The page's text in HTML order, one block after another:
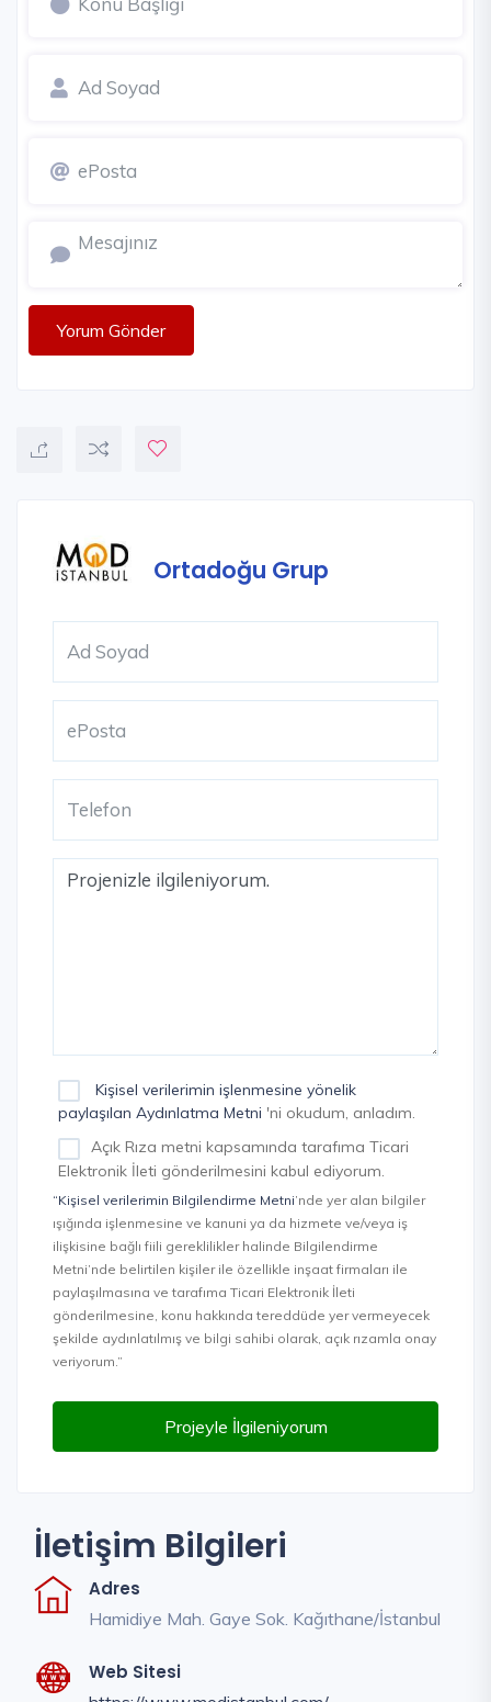
Yorum Gönder
Ortadoğu Grup
Kişisel verilerimin işlenmesine yönelik
paylaşılan Aydınlatma Metni 'ni okudum, anladım.
Açık Rıza metni kapsamında tarafıma Ticari
Elektronik İleti gönderilmesini kabul ediyorum.
“Kişisel verilerimin Bilgilendirme Metni’nde yer alan bilgiler
ışığında işlenmesine ve kanuni ya da hizmete ve/veya iş
ilişkisine bağlı fiili gereklilikler halinde Bilgilendirme
Metni’nde belirtilen kişiler ile özellikle inşaat firmaları ile
paylaşılmasına ve tarafıma Ticari Elektronik İleti
gönderilmesine, konu hakkında tereddüde yer vermeyecek
şekilde aydınlatılmış ve bilgi sahibi olarak, açık rızamla onay
veriyorum.”
Projeyle İlgileniyorum
İletişim Bilgileri
Adres
Hamidiye Mah. Gaye Sok. Kağıthane/İstanbul
Web Sitesi